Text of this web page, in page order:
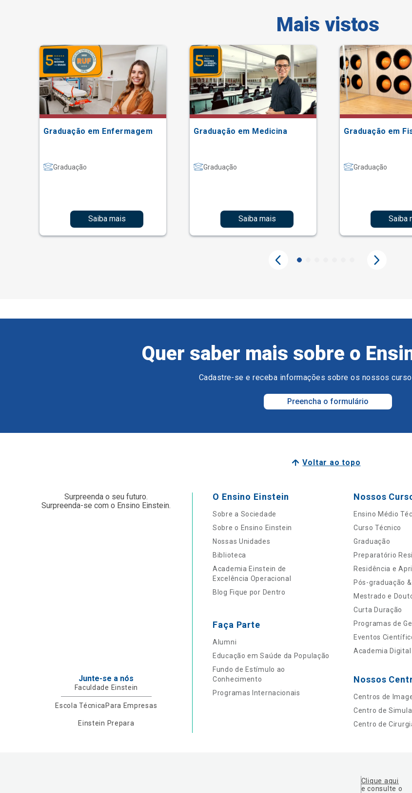
Mais vistos
Graduação em Enfermagem
Graduação
Saiba mais
Graduação em Medicina
Graduação
Saiba mais
Graduação em
Graduação
Saiba
Quer saber mais sobre o
Cadastre-se e receba informações sobre os nossos
Preencha o formulário
Voltar ao topo
Surpreenda o seu futuro.
Surpreenda-se com o Ensino Einstein.
Junte-se a nós
Faculdade Einstein
Escola TécnicaPara Empresas
Einstein Prepara
O Ensino Einstein
Sobre a Sociedade
Sobre o Ensino Einstein
Nossas Unidades
Biblioteca
Academia Einstein de
Excelência Operacional
Blog Fique por Dentro
Faça Parte
Alumni
Educação em Saúde da População
Fundo de Estímulo ao
Conhecimento
Programas Internacionais
Nossos
Ensino Médio
Curso Técnico
Graduação
Preparatório
Residência e
Pós-graduação
Mestrado e
Curta Duração
Programas de
Eventos
Academia
Nossos
Centros de
Centro de
Centro de
Clique aqui
e consulte o